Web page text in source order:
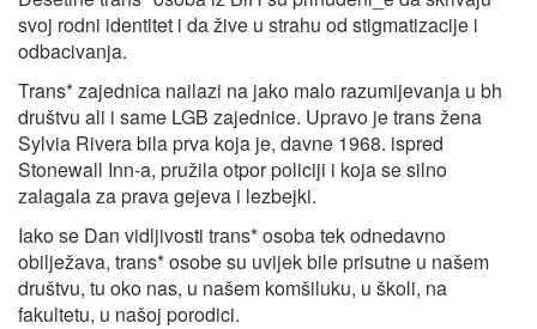
svoj rodni identitet i da žive u strahu od stigmatizacije i
odbacivanja.
Trans* zajednica nailazi na jako malo razumijevanja u bh
društvu ali i same LGB zajednice. Upravo je trans žena
Sylvia Rivera bila prva koja je, davne 1968. ispred
Stonewall Inn-a, pružila otpor policiji i koja se silno
zalagala za prava gejeva i lezbejki.
Iako se Dan vidljivosti trans* osoba tek odnedavno
obilježava, trans* osobe su uvijek bile prisutne u našem
društvu, tu oko nas, u našem komšiluku, u školi, na
fakultetu, u našoj porodici.